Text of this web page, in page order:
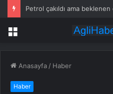
Menü
Anasayfa / Haber
Haber